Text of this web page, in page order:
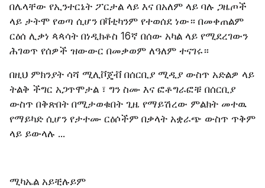
በሌላቸው የኢንተርኔት ፖርታል ላይ እና በአለም ላይ ባሉ ጋዜጦች
ላይ ታትሞ የወጣ ሲሆን በቫቲካንም የተወሰደ ነው። በመቀጠልም
ርዕሰ ሊቃነ ጳጳሳት በነዲክቶስ 16ኛ በሰው አካል ላይ የሚደረገውን
ሕገወጥ የሰዎች ዝውውር በመቃወም ለዓለም ተናገሩ።
በዚህ ምክንያት ሳሻ ሚሊቮጄቭ በሰርቢያ ሚዲያ ውስጥ አድልዎ ላይ
ትልቅ ችግር አጋጥሞታል ፣ ግን ስሙ እና ፎቶግራፎቹ በሰርቢያ
ውስጥ በቅጽበት በሚታወቁበት ጊዜ የማይሽረው ምልክት መተዉ
የማይካድ ሲሆን የታተሙ ርዕሶችም በቃላት አቋራጭ ውስጥ ጥቅም
ላይ ይውላሉ ...
ሚካኤል አይቺሉይም